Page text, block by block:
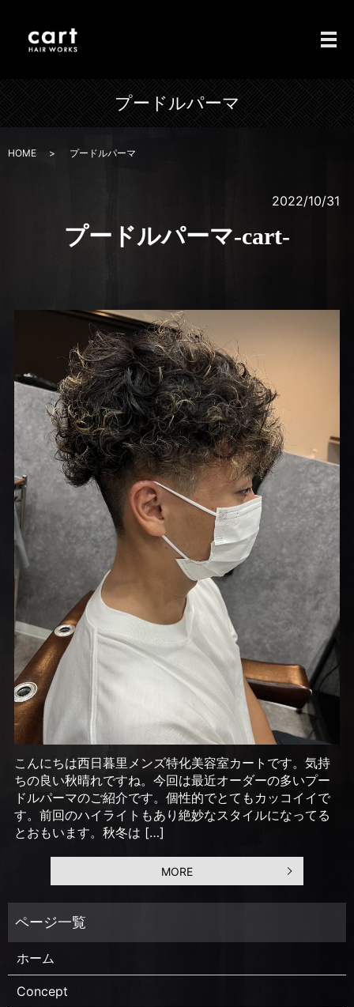
メ
プードルパーマ
HOME プードルパーマ
2022/10/31
プードルパーマ-cart-
こんにちは西日暮里メンズ特化美容室カートです。気持
ちの良い秋晴れですね。今回は最近オーダーの多いプー
ドルパーマのご紹介です。個性的でとてもカッコイイで
す。前回のハイライトもあり絶妙なスタイルになってる
とおもいます。秋冬は […]
MORE
ホーム
Concept